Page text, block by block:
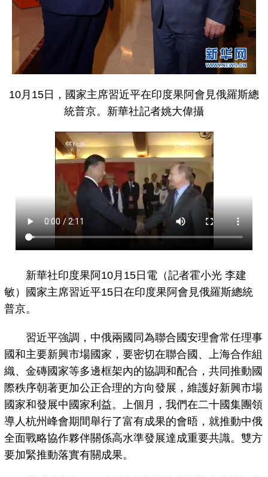
10月15日，國家主席習近平在印度果阿會見俄羅斯總
統普京。新華社記者姚大偉攝
新華社印度果阿10月15日電（記者霍小光 李建
敏）國家主席習近平15日在印度果阿會見俄羅斯總統
普京。
習近平強調，中俄兩國同為聯合國安理會常任理事
國和主要新興市場國家，要密切在聯合國、上海合作組
織、金磚國家等多邊框架內的協調和配合，共同推動國
際秩序朝著更加公正合理的方向發展，維護好新興市場
國家和發展中國家利益。上個月，我們在二十國集團領
導人杭州峰會期間舉行了富有成果的會晤，就推動中俄
全面戰略協作夥伴關係高水準發展達成重要共識。雙方
要加緊推動落實有關成果。